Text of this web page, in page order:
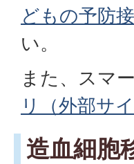
どもの予防
い。
また、スマ
リ（外部サイ
造血細胞